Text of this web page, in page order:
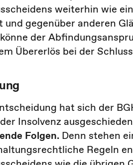
weiterhin wie
und gegenüber anderen
der
Übererlös bei der
hat sich der
Insolvenz
Folgen. Denn stehen
Regeln